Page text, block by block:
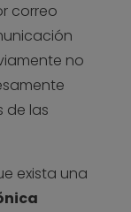
correo
no
de las
exista una